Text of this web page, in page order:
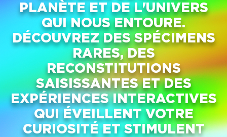
PLANÈTE ET DE L'UNIVERS
QUI NOUS ENTOURE.
DÉCOUVREZ DES SPÉCIMENS
RARES, DES
RECONSTITUTIONS
SAISISSANTES ET DES
EXPÉRIENCES INTERACTIVES
QUI ÉVEILLENT VOTRE
CURIOSITÉ ET STIMULENT